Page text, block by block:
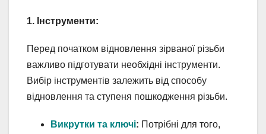
1. Інструменти:
Перед початком відновлення зірваної різьби
важливо підготувати необхідні інструменти.
Вибір інструментів залежить від способу
відновлення та ступеня пошкодження різьби.
Викрутки та ключі: Потрібні для того,